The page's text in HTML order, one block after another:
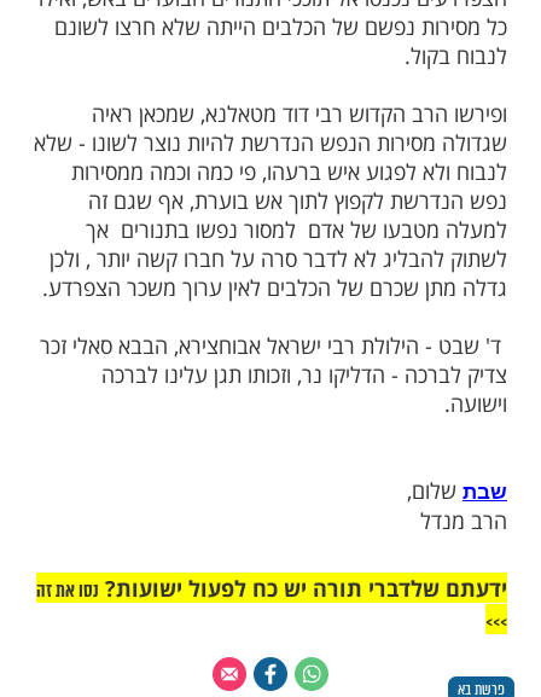
שכתוב 'ולכל בני ישראל לא יחרץ כלב
הכלב שכר, שלדורות עולם ישליכו לכלב כל
וטריפה.
מדוע יקפח הכתוב את הצפרדעים שאין שכרן
שלא מתו בגמר מכת צפרדע, והאריכו ימים,
הכלבים הואפרנסהלדורי דורות? וביותר תגדל
הנראה גדולה 'מסירות הנפש' של
יותר ממסירות נפשם של הכלבים, שהרי
נכנסו אל תוככי התנורים הבוערים באש, ואילו
נפשם של הכלבים הייתה שלא חרצו לשונם
הקדוש רבי דוד מטאלנא, שמכאן ראיה
לפגוע איש ברעהו, פי כמה וכמה ממסירות
לקפוץ לתוך אש בוערת, אף שגם זה
של אדם למסור נפשו בתנורים אך